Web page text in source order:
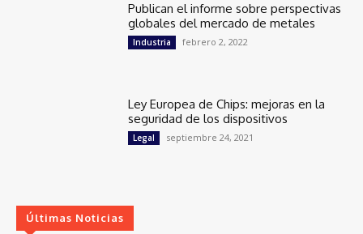
Publican el informe sobre perspectivas
globales del mercado de metales
Industria febrero 2, 2022
Ley Europea de Chips: mejoras en la
seguridad de los dispositivos
Legal septiembre 24, 2021
Últimas Noticias